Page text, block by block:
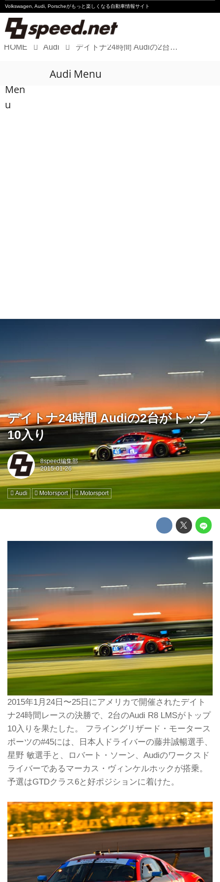
Volkswagen, Audi, Porscheがもっと楽しくなる自動車情報サイト
Audi
HOME Audi デイトナ24時間 Audiの2台がトップ10入り
Men
u
Audi Menu
デイトナ24時間 Audiの2台がトップ
10入り
8speed編集部
Audi Motorsport Motorsport
2015年1月24日〜25日にアメリカで開催されたデイト
ナ24時間レースの決勝で、2台のAudi R8 LMSがトップ
10入りを果たした。 フライングリザード・モータース
ポーツの#45には、日本人ドライバーの藤井誠暢選手、
星野 敏選手と、ロバート・ソーン、Audiのワークスド
ライバーであるマーカス・ヴィンケルホックが搭乗。
予選はGTDクラス6と好ポジションに着けた。